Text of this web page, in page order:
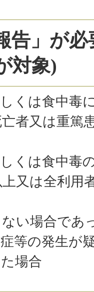
告」が
対象)
くは食中毒
者又は重篤
くは食中毒
又は全利用
い場合であ
等の発生が
場合